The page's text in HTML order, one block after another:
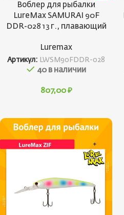
Воблер для рыбалки
LureMax SAMURAI 90F
DDR-028 13 г., плавающий
Luremax
Артикул: LWSM90FDDR-028
40 в наличии
807,00 ₽